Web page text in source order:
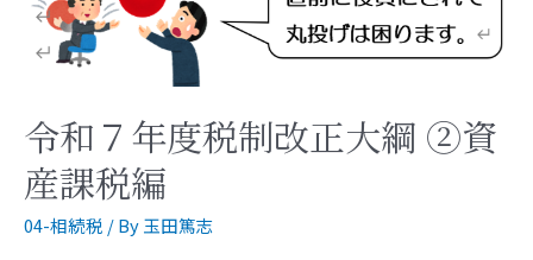
令和７年度税制改正大綱 ②資
産課税編
04-相続税 / By玉田篤志